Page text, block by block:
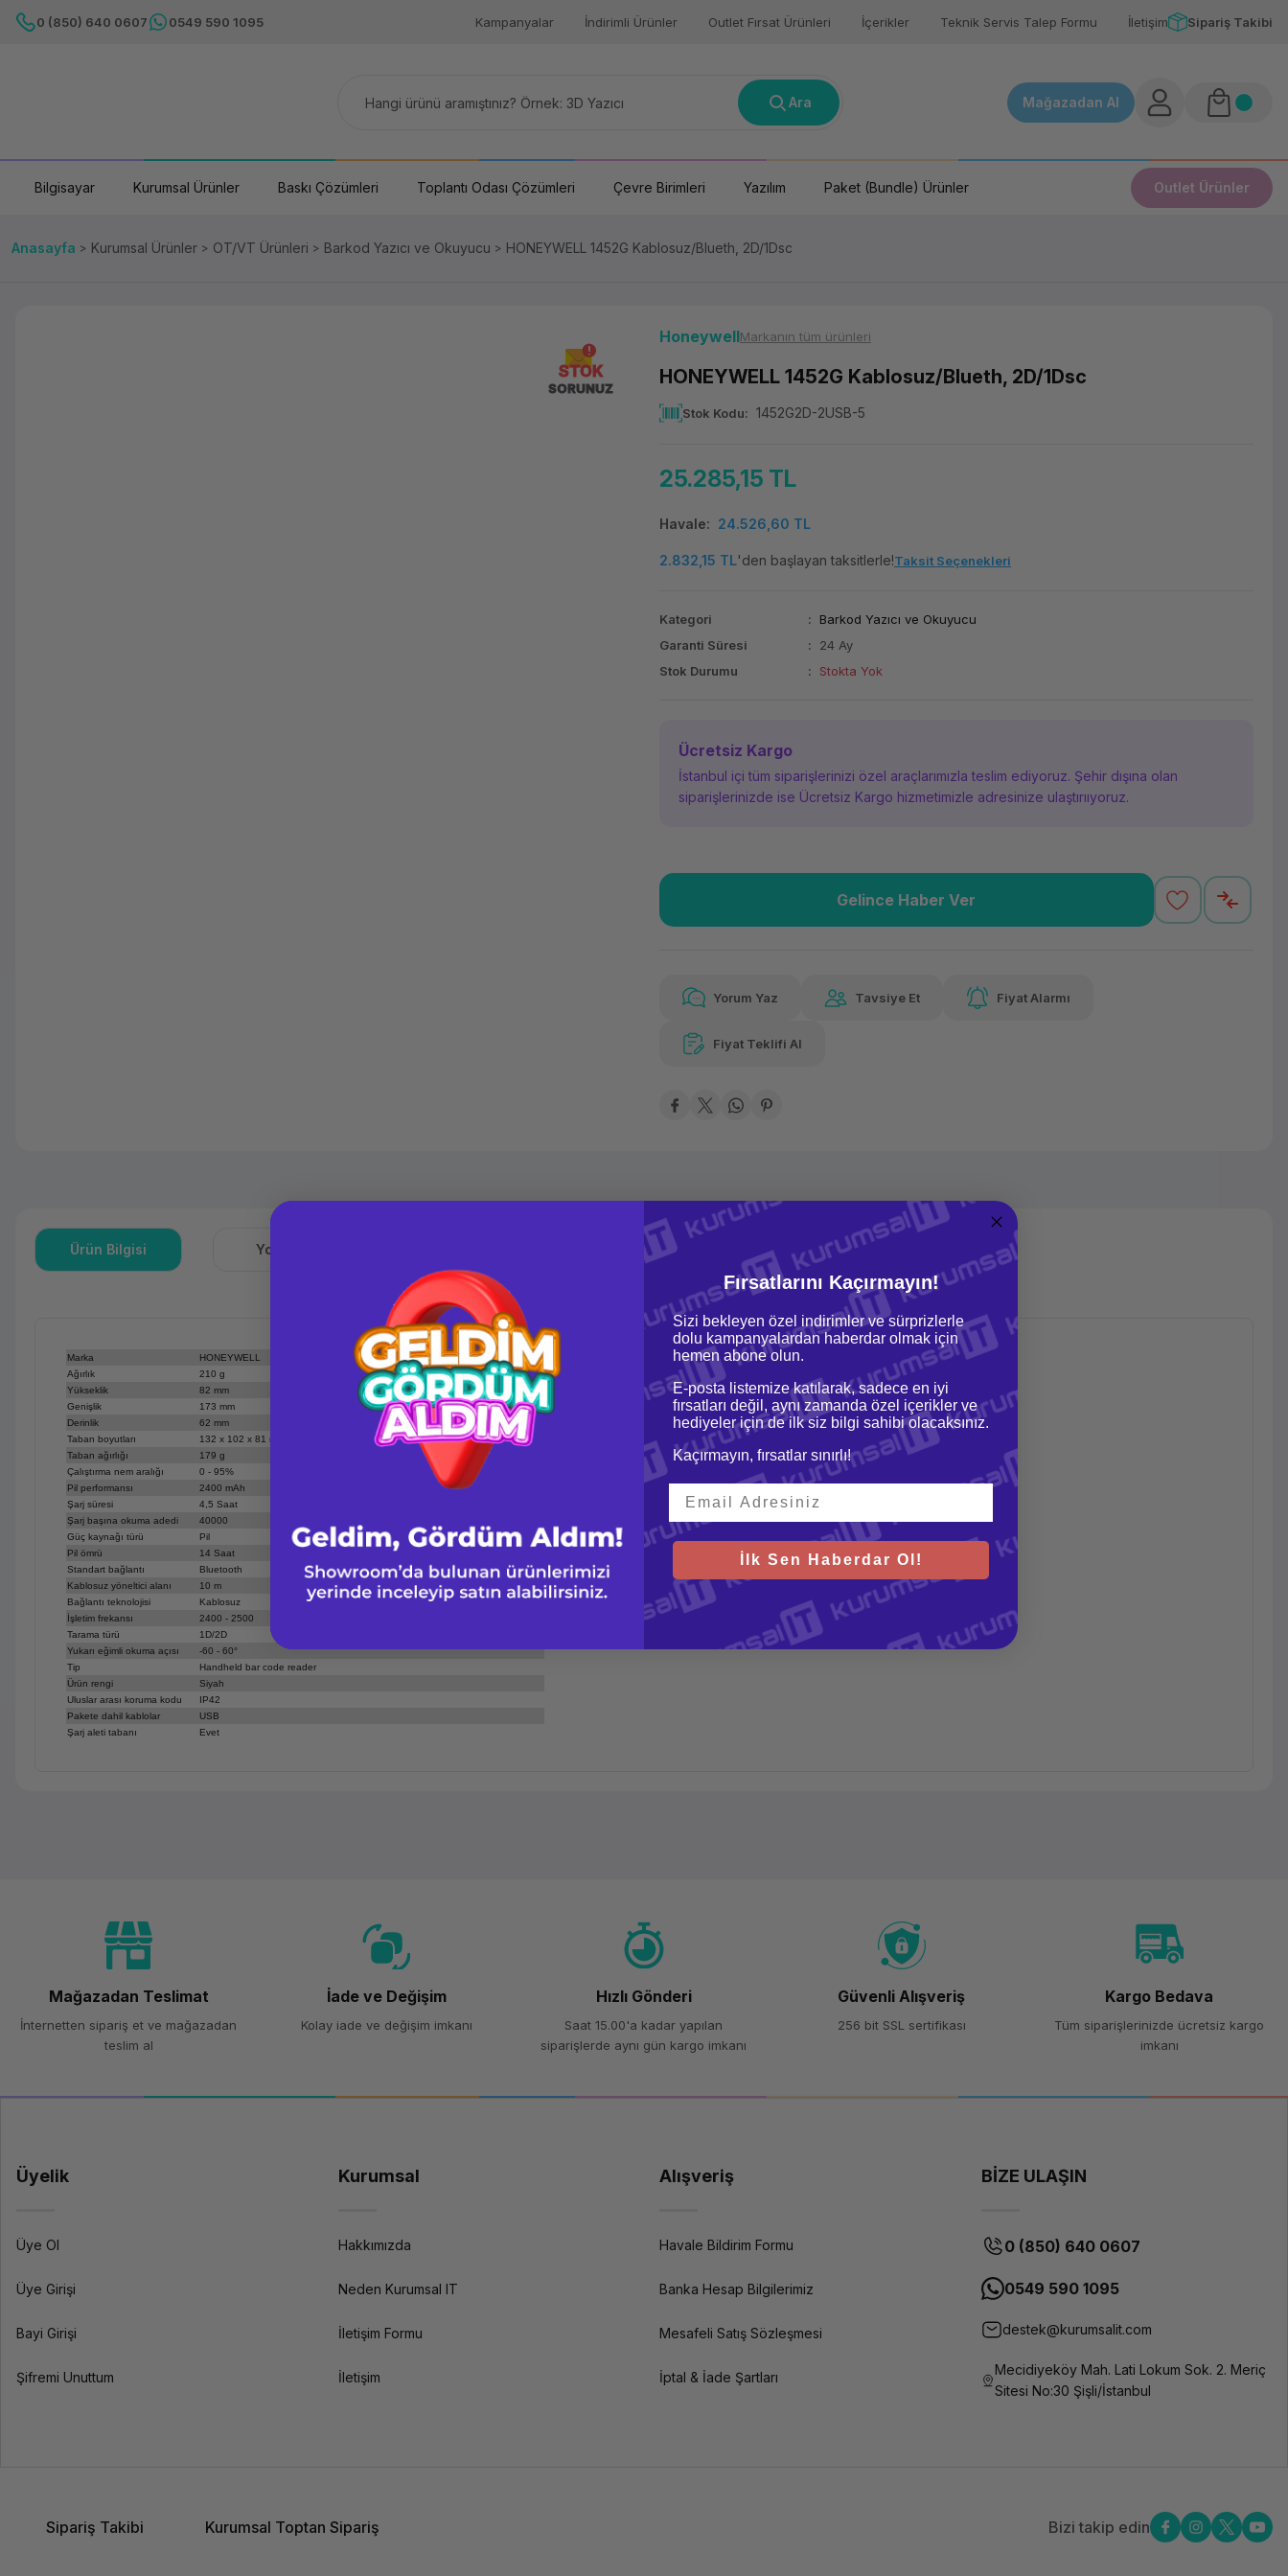
0 (850) 640 0607 0549 590 1095 Kampanyalar İndirimli Ürünler Outlet Fırsat Ürünleri İçerikler Teknik Servis Talep Formu İletişim Sipariş Takibi
Ara Mağazadan Al
Bilgisayar Kurumsal Ürünler Baskı Çözümleri Toplantı Odası Çözümleri Çevre Birimleri Yazılım Paket (Bundle) Ürünler Outlet Ürünler
Anasayfa Kurumsal Ürünler OT/VT Ürünleri Barkod Yazıcı ve Okuyucu HONEYWELL 1452G Kablosuz/Blueth, 2D/1Dsc
STOK
SORUNUZ
HoneywellMarkanın tüm ürünleri
HONEYWELL 1452G Kablosuz/Blueth, 2D/1Dsc
Stok Kodu 1452G2D-2USB-5
25.285,15 TL
Havale 24.526,60 TL
2.832,15 TL'den başlayan taksitlerle!Taksit Seçenekleri
Kategori
Barkod Yazıcı ve Okuyucu
Garanti Süresi
24 Ay
Stok Durumu
Stokta Yok
Ücretsiz Kargo
İstanbul içi tüm siparişlerinizi özel araçlarımızla teslim ediyoruz. Şehir dışına olan
siparişlerinizde ise Ücretsiz Kargo hizmetimizle adresinize ulaştırııyoruz.
Güvenilir Alışveriş
Gelince Haber Ver
Yorum Yaz Tavsiye Et Fiyat Alarmı
Fiyat Teklifi Al
Ürün Bilgisi Yorumlar Taksit Seçenekleri
Marka
HONEYWELL
Ağırlık
210 g
Yükseklik
82 mm
Genişlik
173 mm
Derinlik
62 mm
Taban boyutları
132 x 102 x 81 mm
Taban ağırlığı
179 g
Çalıştırma nem aralığı
0 - 95%
Pil performansı
2400 mAh
Şarj süresi
4,5 Saat
Şarj başına okuma adedi
40000
Güç kaynağı türü
Pil
Pil ömrü
14 Saat
Standart bağlantı
Bluetooth
Kablosuz yöneltici alanı
10 m
Bağlantı teknolojisi
Kablosuz
İşletim frekansı
2400 - 2500
Tarama türü
1D/2D
Yukarı eğimli okuma açısı
-60 - 60°
Tip
Handheld bar code reader
Ürün rengi
Siyah
Uluslar arası koruma kodu
IP42
Pakete dahil kablolar
USB
Şarj aleti tabanı
Evet
Mağazadan Teslimat
İnternetten sipariş et ve mağazadan
teslim al
İade ve Değişim
Kolay iade ve değişim imkanı
Hızlı Gönderi
Saat 15.00'a kadar yapılan
siparişlerde aynı gün kargo imkanı
Güvenli Alışveriş
256 bit SSL sertifikası
Kargo Bedava
Tüm siparişlerinizde ücretsiz kargo
imkanı
Üyelik
Üye Ol
Üye Girişi
Bayi Girişi
Şifremi Unuttum
Kurumsal
Hakkımızda
Neden Kurumsal IT
İletişim Formu
İletişim
Alışveriş
Havale Bildirim Formu
Banka Hesap Bilgilerimiz
Mesafeli Satış Sözleşmesi
İptal & İade Şartları
BİZE ULAŞIN
0 (850) 640 0607
0549 590 1095
destek@kurumsalit.com
Mecidiyeköy Mah. Lati Lokum Sok. 2. Meriç
Sitesi No:30 Şişli/İstanbul
Sipariş Takibi Kurumsal Toptan Sipariş Bizi takip edin
Fırsatlarını Kaçırmayın!
Sizi bekleyen özel indirimler ve sürprizlerle
dolu kampanyalardan haberdar olmak için
hemen abone olun.
E-posta listemize katılarak, sadece en iyi
fırsatları değil, aynı zamanda özel içerikler ve
hediyeler için de ilk siz bilgi sahibi olacaksınız.
Kaçırmayın, fırsatlar sınırlı!
İlk Sen Haberdar Ol!